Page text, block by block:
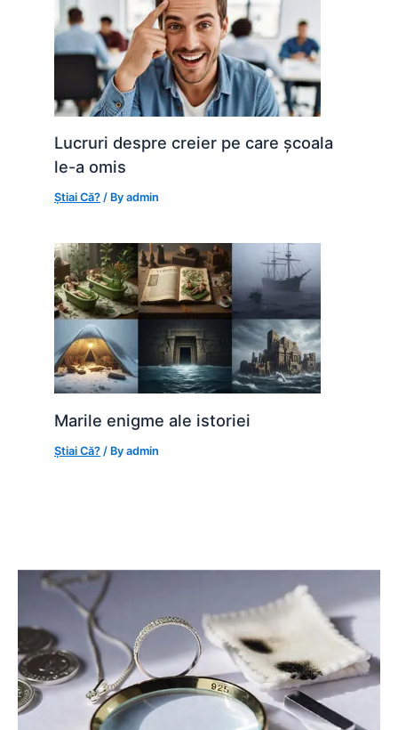
Lucruri despre creier pe care școala
le-a omis
Știai Că? / Byadmin
Marile enigme ale istoriei
Știai Că? / Byadmin